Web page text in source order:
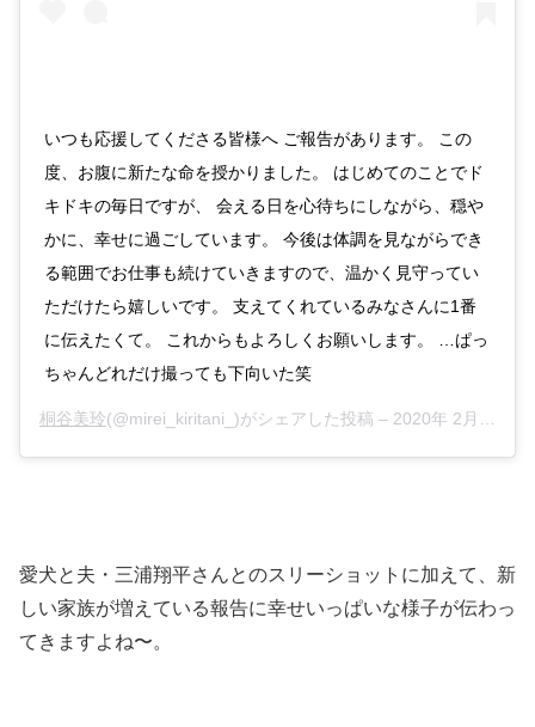
いつも応援してくださる皆様へ ご報告があります。 この
度、お腹に新たな命を授かりました。 はじめてのことでド
キドキの毎日ですが、 会える日を心待ちにしながら、穏や
かに、幸せに過ごしています。 今後は体調を見ながらでき
る範囲でお仕事も続けていきますので、温かく見守ってい
ただけたら嬉しいです。 支えてくれているみなさんに1番
に伝えたくて。 これからもよろしくお願いします。 …ぱっ
ちゃんどれだけ撮っても下向いた笑
桐谷美玲(@mirei_kiritani_)がシェアした投稿 – 2020年 2月月3日午前7時00分PST
愛犬と夫・三浦翔平さんとのスリーショットに加えて、新
しい家族が増えている報告に幸せいっぱいな様子が伝わっ
てきますよね〜。